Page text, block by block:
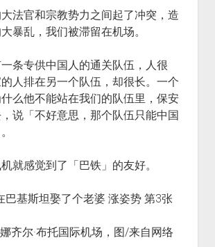
法官和宗教势力之间起了冲突，造
暴乱，我们被滞留在机场。
条专供中国人的通关队伍，人很
人排在另一个队伍，却很长。一个
么他不能站在我们的队伍里，保安
说「不好意思，那个队伍只能中国
就感觉到了「巴铁」的友好。
齐尔·布托国际机场，图/来自网络